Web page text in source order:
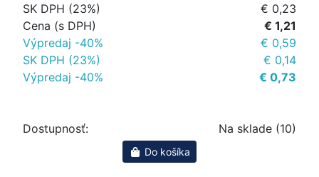
SK DPH (23%)
€ 0,23
Cena (s DPH)
€ 1,21
Výpredaj -40%
€ 0,59
SK DPH (23%)
€ 0,14
Výpredaj -40%
€ 0,73
Dostupnosť: Na sklade (10)
Do košíka